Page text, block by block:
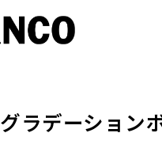
グラデーション